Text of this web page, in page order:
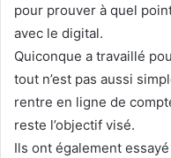
pour prouver à quel
avec le digital.
Quiconque a travaillé
tout n’est pas aussi
rentre en ligne de
reste l’objectif visé.
Ils ont également